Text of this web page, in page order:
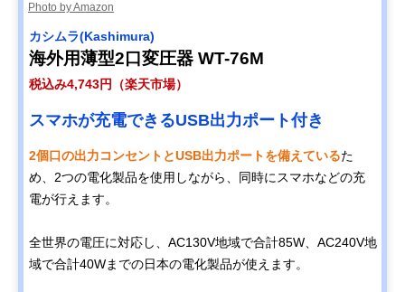
Photo by Amazon
カシムラ(Kashimura)
海外用薄型2口変圧器 WT-76M
税込み4,743円（楽天市場）
スマホが充電できるUSB出力ポート付き
2個口の出力コンセントとUSB出力ポートを備えているた
め、2つの電化製品を使用しながら、同時にスマホなどの充
電が行えます。
全世界の電圧に対応し、AC130V地域で合計85W、AC240V地
域で合計40Wまでの日本の電化製品が使えます。